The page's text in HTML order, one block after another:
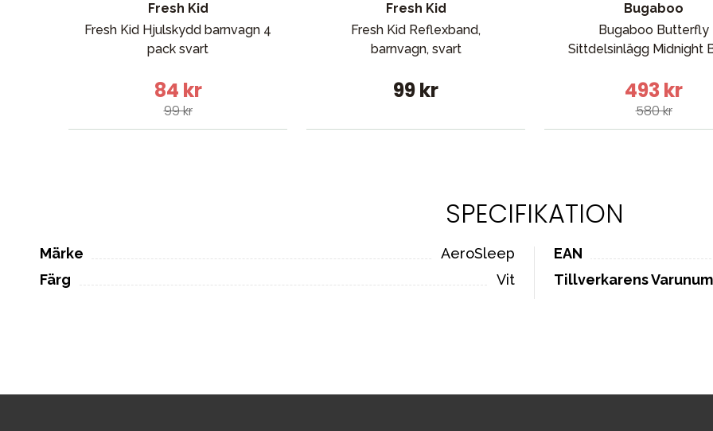
Fresh Kid
Fresh Kid Hjulskydd barnvagn 4
pack svart
84 kr
99 kr
Fresh Kid
Fresh Kid Reflexband,
barnvagn, svart
99 kr
Bugaboo
Bugaboo Butterfly
Sittdelsinlägg Midnight
493 kr
580 kr
SPECIFIKATION
Märke
AeroSleep
Färg
Vit
EAN
Tillverkarens